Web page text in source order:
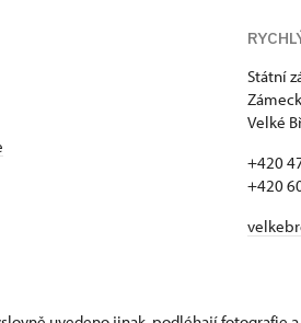
Státní
Velké
+420
+420